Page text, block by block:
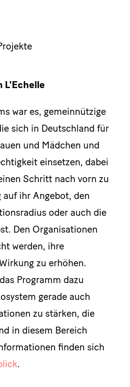
L'Echelle
war es, gemeinnützige
sich in Deutschland für
und Mädchen und
einsetzen, dabei
Schritt nach vorn zu
auf ihr Angebot, den
oder auch die
Den Organisationen
werden, ihre
zu erhöhen.
Programm dazu
gerade auch
zu stärken, die
in diesem Bereich
finden sich
.